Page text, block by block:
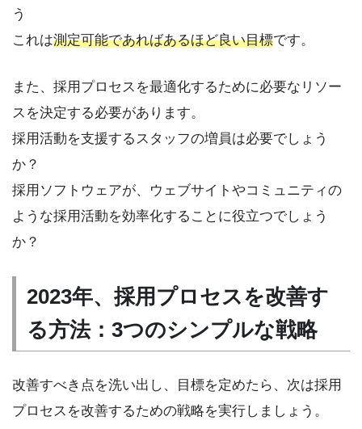
う
これは測定可能であればあるほど良い目標です。
また、採用プロセスを最適化するために必要なリソー
スを決定する必要があります。
採用活動を支援するスタッフの増員は必要でしょう
か？
採用ソフトウェアが、ウェブサイトやコミュニティの
ような採用活動を効率化することに役立つでしょう
か？
2023年、採用プロセスを改善す
る方法：3つのシンプルな戦略
改善すべき点を洗い出し、目標を定めたら、次は採用
プロセスを改善するための戦略を実行しましょう。